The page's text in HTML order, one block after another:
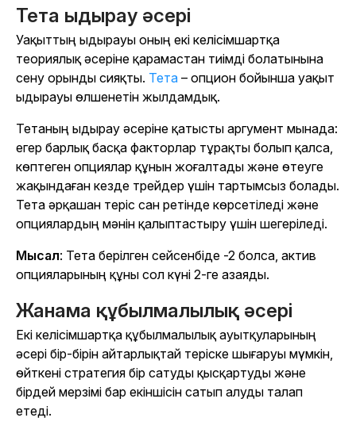
Тета ыдырау әсері
Уақыттың ыдырауы оның екі келісімшартқа
теориялық әсеріне қарамастан тиімді болатынына
сену орынды сияқты. Тета – опцион бойынша уақыт
ыдырауы өлшенетін жылдамдық.
Тетаның ыдырау әсеріне қатысты аргумент мынада:
егер барлық басқа факторлар тұрақты болып қалса,
көптеген опциялар құнын жоғалтады және өтеуге
жақындаған кезде трейдер үшін тартымсыз болады.
Тета әрқашан теріс сан ретінде көрсетіледі және
опциялардың мәнін қалыптастыру үшін шегеріледі.
Мысал: Тета берілген сейсенбіде -2 болса, актив
опцияларының құны сол күні 2-ге азаяды.
Жанама құбылмалылық әсері
Екі келісімшартқа құбылмалылық ауытқуларының
әсері бір-бірін айтарлықтай теріске шығаруы мүмкін,
өйткені стратегия бір сатуды қысқартуды және
бірдей мерзімі бар екіншісін сатып алуды талап
етеді.